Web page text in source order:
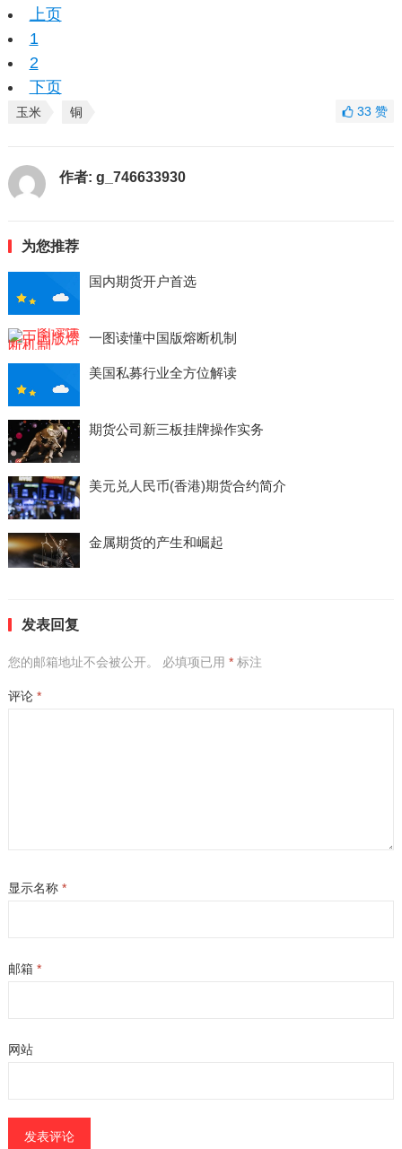
上页
1
2
下页
玉米 铜 33赞
作者: g_746633930
为您推荐
国内期货开户首选
一图读懂中国版熔断机制
美国私募行业全方位解读
期货公司新三板挂牌操作实务
美元兑人民币(香港)期货合约简介
金属期货的产生和崛起
发表回复
您的邮箱地址不会被公开。 必填项已用 *标注
评论 *
显示名称 *
邮箱 *
网站